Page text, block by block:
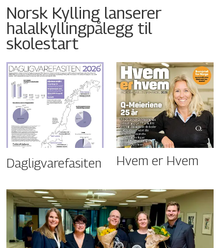
Norsk Kylling lanserer
halalkyllingpålegg til
skolestart
Dagligvarefasiten Hvem er Hvem